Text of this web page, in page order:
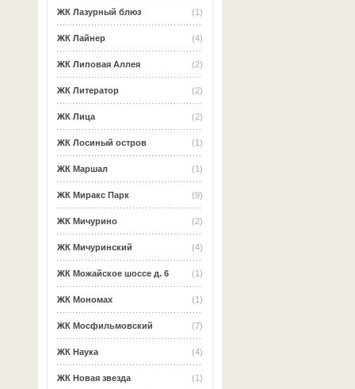
(1)
ЖК Лазурный блюз
(4)
ЖК Лайнер
(2)
ЖК Липовая Аллея
(2)
ЖК Литератор
(2)
ЖК Лица
(1)
ЖК Лосиный остров
(1)
ЖК Маршал
(9)
ЖК Миракс Парк
(2)
ЖК Мичурино
(4)
ЖК Мичуринский
(1)
ЖК Можайское шоссе д. 6
(1)
ЖК Мономах
(7)
ЖК Мосфильмовский
(4)
ЖК Наука
(1)
ЖК Новая звезда